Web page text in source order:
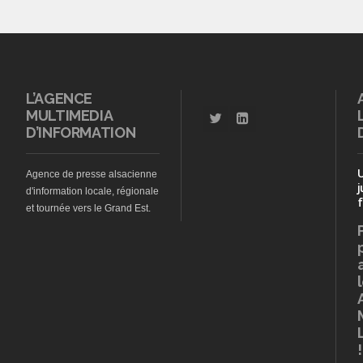
L’AGENCE
MULTIMEDIA
D’INFORMATION
Agence de presse alsacienne
d'information locale, régionale
et tournée vers le Grand Est.
!